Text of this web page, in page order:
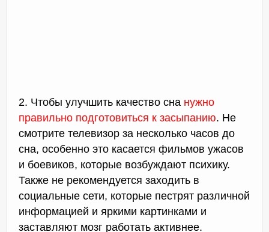
2. Чтобы улучшить качество сна нужно
правильно подготовиться к засыпанию. Не
смотрите телевизор за несколько часов до
сна, особенно это касается фильмов ужасов
и боевиков, которые возбуждают психику.
Также не рекомендуется заходить в
социальные сети, которые пестрят различной
информацией и яркими картинками и
заставляют мозг работать активнее.